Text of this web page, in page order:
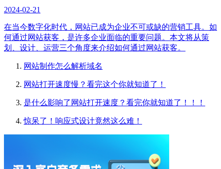
2024-02-21
在当今数字化时代，网站已成为企业不可或缺的营销工具。如
何通过网站获客，是许多企业面临的重要问题。本文将从策
划、设计、运营三个角度来介绍如何通过网站获客。
网站制作怎么解析域名
网站打开速度慢？看完这个你就知道了！
是什么影响了网站打开速度？看完你就知道了！！！
惊呆了！响应式设计竟然这么难！